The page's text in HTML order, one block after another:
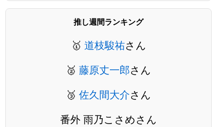
推し週間ランキング
🥇 道枝駿祐さん
🥈 藤原丈一郎さん
🥉 佐久間大介さん
番外 雨乃こさめさん